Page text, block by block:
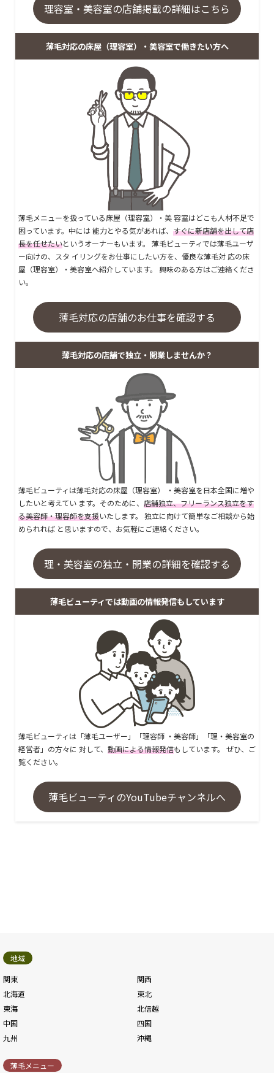
理容室・美容室の店舗掲載の詳細はこちら
薄毛対応の床屋（理容室）・美容室で働きたい方へ
薄毛メニューを扱っている床屋（理容室）・美 容室はどこも人材不足で
困っています。中には 能力とやる気があれば、 すぐに新店舗を出して店
長を任せたいというオーナーもいます。 薄毛ビューティでは薄毛ユーザ
ー向けの、スタ イリングをお仕事にしたい方を、優良な薄毛対 応の床
屋（理容室）・美容室へ紹介しています。 興味のある方はご連絡くださ
い。
薄毛対応の店舗のお仕事を確認する
薄毛対応の店舗で独立・開業しませんか？
薄毛ビューティは薄毛対応の床屋（理容室） ・美容室を日本全国に増や
したいと考えてい ます。そのために、 店舗独立、フリーランス独立をす
る美容師・理容師を支援いたします。 独立に向けて簡単なご相談から始
められれば と思いますので、お気軽にご連絡ください。
理・美容室の独立・開業の詳細を確認する
薄毛ビューティでは動画の情報発信もしています
薄毛ビューティは「薄毛ユーザー」「理容師 ・美容師」「理・美容室の
経営者」の方々に 対して、 動画による情報発信もしています。 ぜひ、ご
覧ください。
薄毛ビューティのYouTubeチャンネルへ
地域
関東
関西
北海道
東北
東海
北信越
中国
四国
九州
沖縄
薄毛メニュー